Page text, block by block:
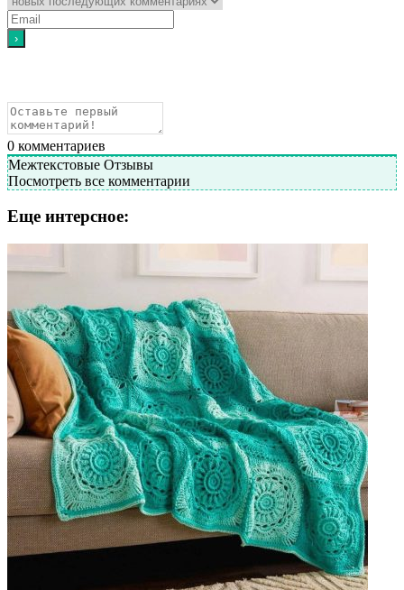
0 комментариев
Межтекстовые Отзывы
Посмотреть все комментарии
Еще интерсное: